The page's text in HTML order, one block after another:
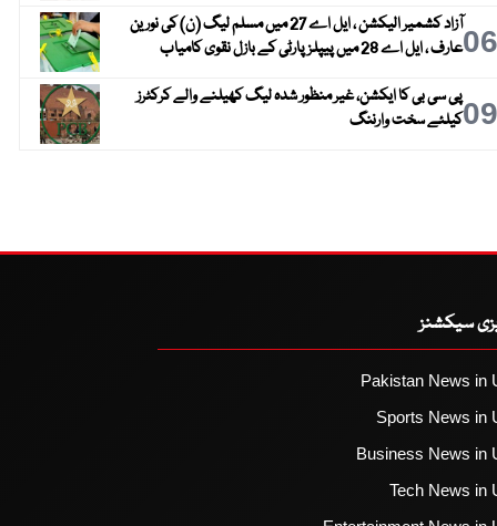
06
آزاد کشمیر الیکشن ، ایل اے 27 میں مسلم لیگ (ن) کی نورین
عارف ، ایل اے 28 میں پیپلز پارٹی کے بازل نقوی کامیاب
09پی سی بی کا ایکشن، غیر منظور شدہ لیگ کھیلنے والے کرکٹرز
کیلئے سخت وارننگ
سیکشنز
Pakistan News in
Sports News in
Business News in
Tech News in